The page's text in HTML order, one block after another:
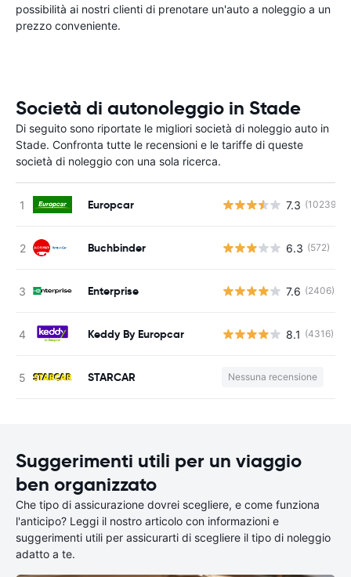
possibilità ai nostri clienti di prenotare un'auto a noleggio a un
prezzo conveniente.
Società di autonoleggio in Stade
Di seguito sono riportate le migliori società di noleggio auto in
Stade. Confronta tutte le recensioni e le tariffe di queste
società di noleggio con una sola ricerca.
Europcar 7.3 (10239)
Buchbinder 6.3 (572)
Enterprise 7.6 (2406)
Keddy By Europcar 8.1 (4316)
STARCAR Nessuna recensione
Suggerimenti utili per un viaggio
ben organizzato
Che tipo di assicurazione dovrei scegliere, e come funziona
l'anticipo? Leggi il nostro articolo con informazioni e
suggerimenti utili per assicurarti di scegliere il tipo di noleggio
adatto a te.